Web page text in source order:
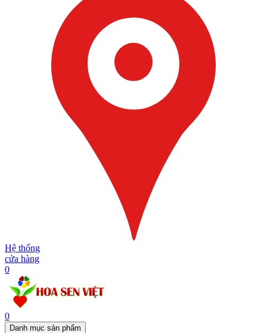
Hệ thống
cửa hàng
0
0
Danh mục sản phẩm